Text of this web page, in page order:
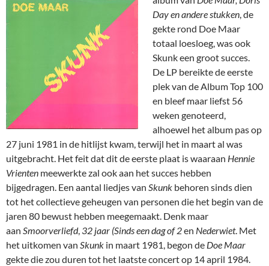
Day en andere stukken, de
gekte rond Doe Maar
totaal loesloeg, was ook
Skunk een groot succes.
De LP bereikte de eerste
plek van de Album Top 100
en bleef maar liefst 56
weken genoteerd,
alhoewel het album pas op
27 juni 1981 in de hitlijst kwam, terwijl het in maart al was
uitgebracht. Het feit dat dit de eerste plaat is waaraan Hennie
Vrienten meewerkte zal ook aan het succes hebben
bijgedragen. Een aantal liedjes van Skunk behoren sinds dien
tot het collectieve geheugen van personen die het begin van de
jaren 80 bewust hebben meegemaakt. Denk maar
aan Smoorverliefd, 32 jaar (Sinds een dag of 2en Nederwiet. Met
het uitkomen van Skunk in maart 1981, begon de Doe Maar
gekte die zou duren tot het laatste concert op 14 april 1984.